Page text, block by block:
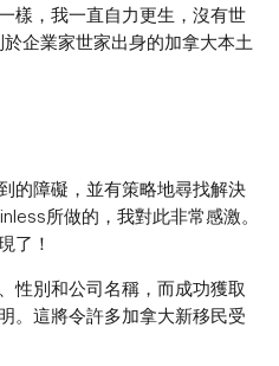
樣，我一直自力更生，沒有世
企業家世家出身的加拿大本土
的障礙，並有策略地尋找解決
所做的，我對此非常感激。
了！
性別和公司名稱，而成功獲取
。這將令許多加拿大新移民受